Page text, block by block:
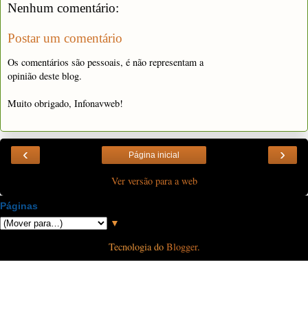
Nenhum comentário:
Postar um comentário
Os comentários são pessoais, é não representam a
opinião deste blog.
Muito obrigado, Infonavweb!
‹ ›
Página inicial
Ver versão para a web
Páginas
▼
Tecnologia do Blogger.